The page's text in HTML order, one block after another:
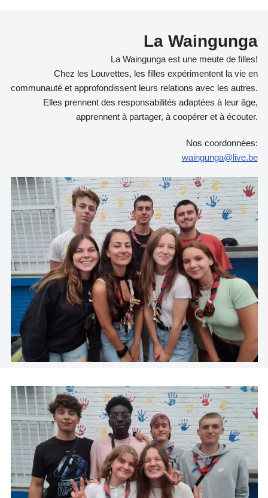
La Waingunga
La Waingunga est une meute de filles!
Chez les Louvettes, les filles expérimentent la vie en
communauté et approfondissent leurs relations avec les autres.
Elles prennent des responsabilités adaptées à leur âge,
apprennent à partager, à coopérer et à écouter.
Nos coordonnées:
waingunga@live.be